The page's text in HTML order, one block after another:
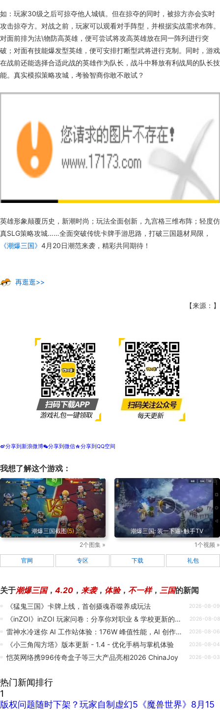
如：玩家30级之后可掠夺他人城镇。但在掠夺的同时，被掠方亦会实时
攻击掠夺方。对战之前，玩家可以观看对手阵型，并根据实战需求布阵。
对面前排为法\物防高英雄，便可尝试将攻高英雄放在同一阵列进行突
破；对面有技能爆发型英雄，便可安排打断型武将进行克制。同时，游戏
在战前还能选择合适此战的英雄作为队长，战斗中释放有利战局的队长技
能。真实模拟策略攻城，考验智商你敢不敢试？
英雄形象颠覆历史，新潮时尚；玩法全面创新，九宫格三维布阵；轻度仿
真SLG策略攻城……全面突破传统卡牌手游思路，打破三国题材局限，
《潮爆三国》 4月20日潮范来袭，精彩共同期待！
再逛逛>>
【来源：】
t分享到新浪微博w分享到微信z分享到QQ空间
我想了解这个游戏：
潮爆三国截图(5)
2个图集 »
潮爆三国: 装一下逼-触手TV
1个视频 »
官网 专区 下载 礼包
关于潮爆三国， 4.20 ， 来袭， 体验， 不一样， 三国的新闻
《猛鬼三国》卡牌上线，首创摄魂吞噬养成玩法 2026-08-09
《inZOI》inZOI 玩家问卷：分享你对职业 & 学校更新的反馈 2026-08-08
雷神水冷迷你 AI 工作站体验：176W 峰值性能，AI 创作的得力助手 2026-08-06
《小三角闯方塔》版本更新 - 1.4 - 优化手柄与掌机体验 2026-08-04
恺英网络携996传奇盒子等三大产品亮相2026 ChinaJoy 2026-08-03
热门新闻排行
1
版权问题随时下架？玩家自制虚幻5《魔兽世界》8月15